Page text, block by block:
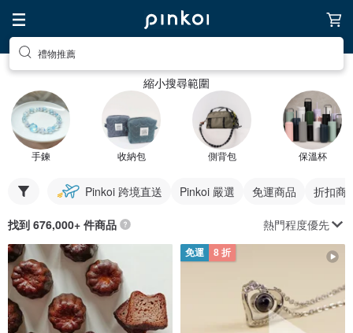
禮物推薦
縮小搜尋範圍
手鍊 收納包 側背包 保溫杯
Pinkoi 跨境直送 Pinkoi 嚴選 免運商品 折扣商
找到 676,000+ 件商品 熱門程度優先
免運 8 折